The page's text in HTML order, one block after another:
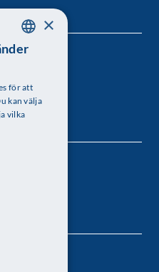
4A
SWEDISH
×
för att
kan välja
vilka